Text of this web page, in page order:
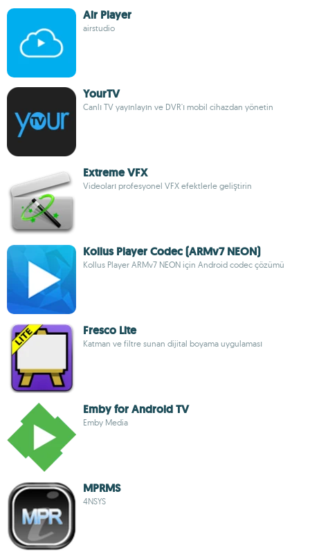
Air Player
airstudio
YourTV
Canlı TV yayınlayın ve DVR'ı mobil cihazdan yönetin
Extreme VFX
Videoları profesyonel VFX efektlerle geliştirin
Kollus Player Codec (ARMv7 NEON)
Kollus Player ARMv7 NEON için Android codec çözümü
Fresco Lite
Katman ve filtre sunan dijital boyama uygulaması
Emby for Android TV
Emby Media
MPRMS
4NSYS